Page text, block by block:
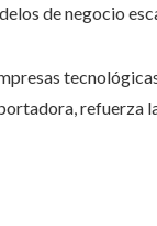
de negocio
refuerza